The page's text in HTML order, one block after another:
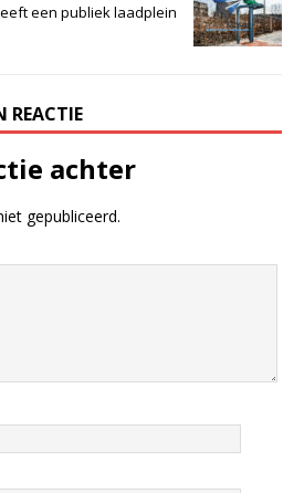
een publiek laadplein
REACTIE
achter
gepubliceerd.